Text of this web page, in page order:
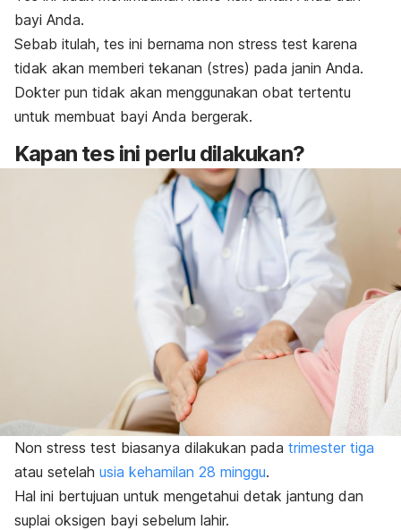
bayi Anda.
Sebab itulah, tes ini bernama non stress test karena
tidak akan memberi tekanan (stres) pada janin Anda.
Dokter pun tidak akan menggunakan obat tertentu
untuk membuat bayi Anda bergerak.
Kapan tes ini perlu dilakukan?
Non stress test biasanya dilakukan pada trimester tiga
atau setelah usia kehamilan 28 minggu.
Hal ini bertujuan untuk mengetahui detak jantung dan
suplai oksigen bayi sebelum lahir.